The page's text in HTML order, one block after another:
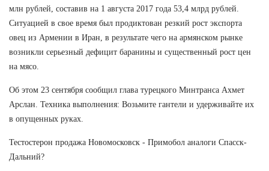
млн рублей, составив на 1 августа 2017 года 53,4 млрд рублей.
Ситуацией в свое время был продиктован резкий рост экспорта
овец из Армении в Иран, в результате чего на армянском рынке
возникли серьезный дефицит баранины и существенный рост цен
на мясо.
Об этом 23 сентября сообщил глава турецкого Минтранса Ахмет
Арслан. Техника выполнения: Возьмите гантели и удерживайте их
в опущенных руках.
Тестостерон продажа Новомосковск - Примобол аналоги Спасск-
Дальний?